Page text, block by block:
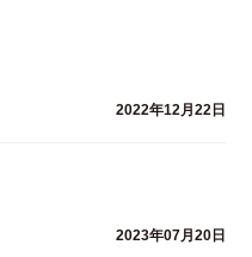
2022年12月22日
2023年07月20日